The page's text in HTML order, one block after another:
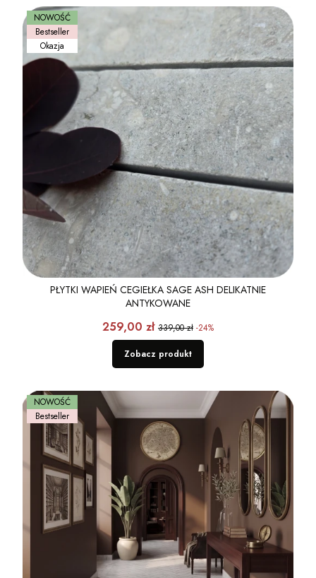
Okazja
Bestseller
NOWOŚĆ
PŁYTKI WAPIEŃ CEGIEŁKA SAGE ASH DELIKATNIE
ANTYKOWANE
Cena promocyjna
259,00 zł 339,00 zł -24%
Zobacz produkt
Bestseller
NOWOŚĆ